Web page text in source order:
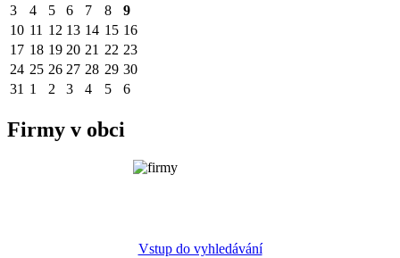
3
4 5 6 7 8
9
10 11 12 13 14 15 16
17 18 19 20 21 22 23
24 25 26 27 28 29 30
31 1 2 3 4 5 6
Firmy v obci
Vstup do vyhledávání